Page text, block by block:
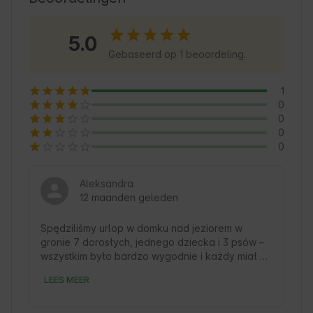
wędkowania. Goście mogą liczyć na
komfortowe warunki i serdeczną gościnność
gospodarzy. To miejsce, gdzie każdy dzień
🍃
5.0 Gebaseerd op 1 beoordeling.
1
0
0
0
0
Aleksandra
12 maanden geleden
Spędziliśmy urlop w domku nad jeziorem w
gronie 7 dorosłych, jednego dziecka i 3 psów –
wszystkim było bardzo wygodnie i każdy miał
funkcjonalnie, dobrze wyposażony, a łóżka są
LEES MEER